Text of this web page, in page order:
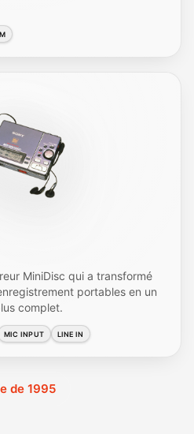
MiniDisc qui a transformé
portables en un
complet.
MIC INPUT LINE IN
de 1995